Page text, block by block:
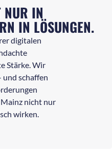
NUR IN
IN LÖSUNGEN.
digitalen
Stärke. Wir
und schaffen
nicht nur
wirken.